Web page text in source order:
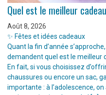
Quel est le meilleur
Août 8, 2026
✨ Fêtes et idées cadeaux
Quant la fin d’année
demandent quel est le meilleur
En fait, si vous choisissez
chaussures ou encore un sac,
importante : à l’adolescence,